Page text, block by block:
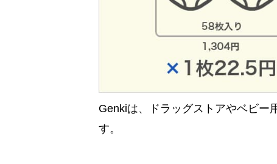
Genkiは、ドラッグストアやベビー
す。